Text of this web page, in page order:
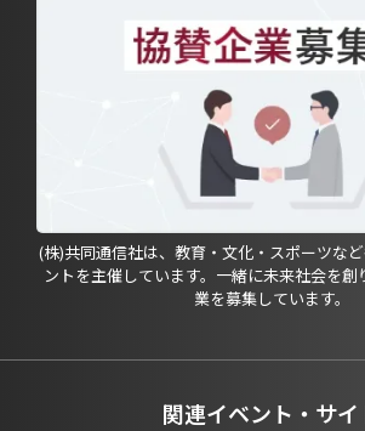
(株)共同通信社は、教育・文化・スポーツな
ントを主催しています。一緒に未来社会を
業を募集しています。
関連イベント・サイ